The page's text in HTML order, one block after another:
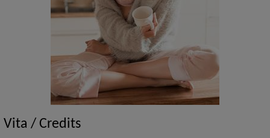
Vita / Credits